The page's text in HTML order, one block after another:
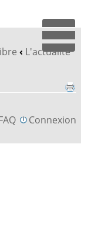
‹ L'actualité
Connexion